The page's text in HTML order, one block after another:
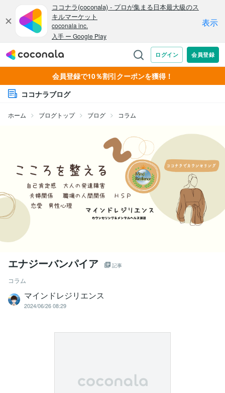
会員登録で10％割引クーポンを獲得！
ココナラブログ
ホーム ブログトップ ブログ コラム
エナジーバンパイア 記事
コラム
マインドレジリエンス
2024/06/26 08:29